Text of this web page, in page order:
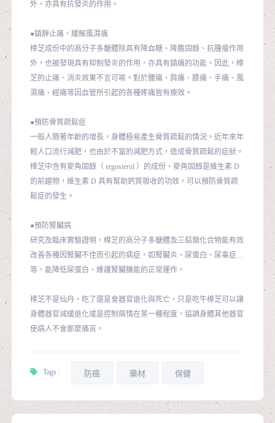
外，亦具有抗發炎的作用。
●鎮靜止痛，緩解風濕痛
樟芝成份中的高分子多醣體除具有降血糖、降膽固醇、抗腫瘤作用
外，也被發現具有抑制發炎的作用，亦具有鎮痛的功能。因此，樟
芝的止痛、消炎效果不言可喻。對於腰痛、肩痛、膝痛、手痛、風
濕痛、經痛等因血管所引起的各種疼痛皆有療效。
●預防骨質疏鬆症
一般人隨著年齡的增長，身體極易產生骨質疏鬆的情況。近年來年
輕人口流行減肥，也由於不當的減肥方式，造成骨質疏鬆的症狀。
樟芝中含有麥角固醇（ ergosterol ）的成份，麥角固醇是維生素 D
的前趨物，維生素 D 具有幫助鈣質吸收的功效，可以預防骨質疏
鬆症的發生。
●預防腎臟病
研究及臨床實驗證明，樟芝的高分子多醣體及三萜類化合物能有效
改善各種因腎臟不佳而引起的病症，如腎臟炎、尿蛋白、尿毒症…
等，能降低尿蛋白、維護腎臟機能的正常運作。
樟芝不是仙丹，吃了還是會器官退化與死亡，只是吃牛樟芝可以讓
身體器官減緩退化或是控制病情在某一種程度，協調身體其他器官
使病人不會那麼痛苦。
Tags : 防癌 藥材 保健